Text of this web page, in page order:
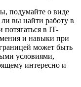
подумайте о виде
вы найти работу в
потягаться в IT-
и навыки при
может быть
условиями,
интересно и